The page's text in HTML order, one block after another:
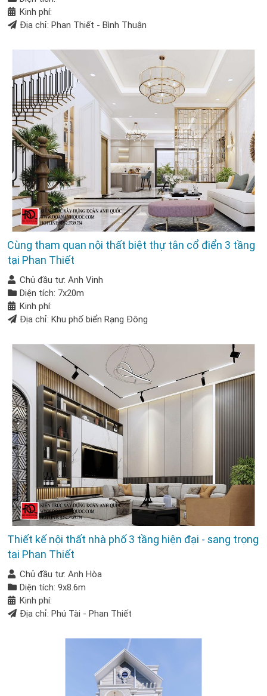
Kinh phí:
Địa chỉ: Phan Thiết - Bình Thuận
Cùng tham quan nội thất biệt thự tân cổ điển 3 tầng
tại Phan Thiết
Chủ đầu tư: Anh Vinh
Diện tích: 7x20m
Kinh phí:
Địa chỉ: Khu phố biển Rạng Đông
Thiết kế nội thất nhà phố 3 tầng hiện đại - sang trọng
tại Phan Thiết
Chủ đầu tư: Anh Hòa
Diện tích: 9x8.6m
Kinh phí:
Địa chỉ: Phú Tài - Phan Thiết